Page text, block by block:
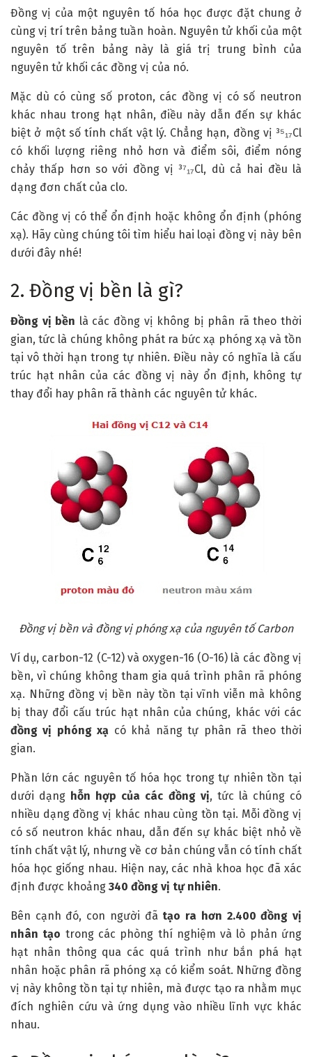
Đồng vị của một nguyên tố hóa học được đặt chung ở
cùng vị trí trên bảng tuần hoàn. Nguyên tử khối của một
nguyên tố trên bảng này là giá trị trung bình của
nguyên tử khối các đồng vị của nó.
Mặc dù có cùng số proton, các đồng vị có số neutron
khác nhau trong hạt nhân, điều này dẫn đến sự khác
biệt ở một số tính chất vật lý. Chẳng hạn, đồng vị ³⁵₁₇Cl
có khối lượng riêng nhỏ hơn và điểm sôi, điểm nóng
chảy thấp hơn so với đồng vị ³⁷₁₇Cl, dù cả hai đều là
dạng đơn chất của clo.
Các đồng vị có thể ổn định hoặc không ổn định (phóng
xạ). Hãy cùng chúng tôi tìm hiểu hai loại đồng vị này bên
dưới đây nhé!
2. Đồng vị bền là gì?
Đồng vị bền là các đồng vị không bị phân rã theo thời
gian, tức là chúng không phát ra bức xạ phóng xạ và tồn
tại vô thời hạn trong tự nhiên. Điều này có nghĩa là cấu
trúc hạt nhân của các đồng vị này ổn định, không tự
thay đổi hay phân rã thành các nguyên tử khác.
Đồng vị bền và đồng vị phóng xạ của nguyên tố Carbon
Ví dụ, carbon-12 (C-12) và oxygen-16 (O-16) là các đồng vị
bền, vì chúng không tham gia quá trình phân rã phóng
xạ. Những đồng vị bền này tồn tại vĩnh viễn mà không
bị thay đổi cấu trúc hạt nhân của chúng, khác với các
đồng vị phóng xạ có khả năng tự phân rã theo thời
gian.
Phần lớn các nguyên tố hóa học trong tự nhiên tồn tại
dưới dạng hỗn hợp của các đồng vị, tức là chúng có
nhiều dạng đồng vị khác nhau cùng tồn tại. Mỗi đồng vị
có số neutron khác nhau, dẫn đến sự khác biệt nhỏ về
tính chất vật lý, nhưng về cơ bản chúng vẫn có tính chất
hóa học giống nhau. Hiện nay, các nhà khoa học đã xác
định được khoảng 340 đồng vị tự nhiên.
Bên cạnh đó, con người đã tạo ra hơn 2.400 đồng vị
nhân tạo trong các phòng thí nghiệm và lò phản ứng
hạt nhân thông qua các quá trình như bắn phá hạt
nhân hoặc phân rã phóng xạ có kiểm soát. Những đồng
vị này không tồn tại tự nhiên, mà được tạo ra nhằm mục
đích nghiên cứu và ứng dụng vào nhiều lĩnh vực khác
nhau.